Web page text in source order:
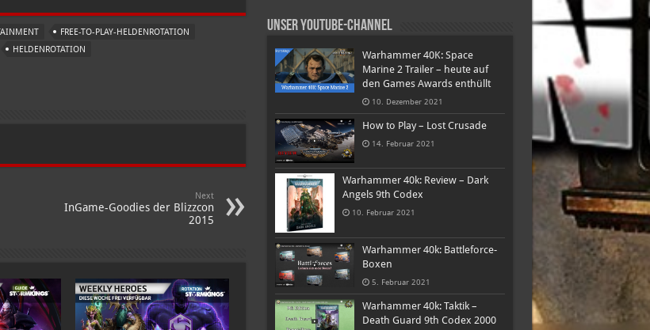
FREE-TO-PLAY-HELDENROTATION
HELDENROTATION
Next
InGame-Goodies der Blizzcon
2015
Unser Youtube-Channel
Warhammer 40K: Space
Marine 2 Trailer – heute auf
den Games Awards enthüllt
10. Dezember 2021
How to Play – Lost Crusade
14. Februar 2021
Warhammer 40k: Review – Dark
Angels 9th Codex
10. Februar 2021
Warhammer 40k: Battleforce-
Boxen
5. Februar 2021
Warhammer 40k: Taktik –
Death Guard 9th Codex 2000